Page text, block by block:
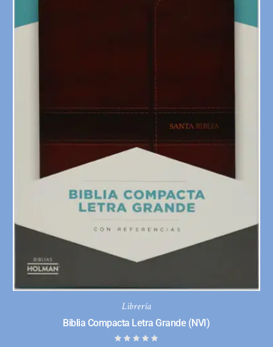
Librería
Biblia Compacta Letra Grande (NVI)